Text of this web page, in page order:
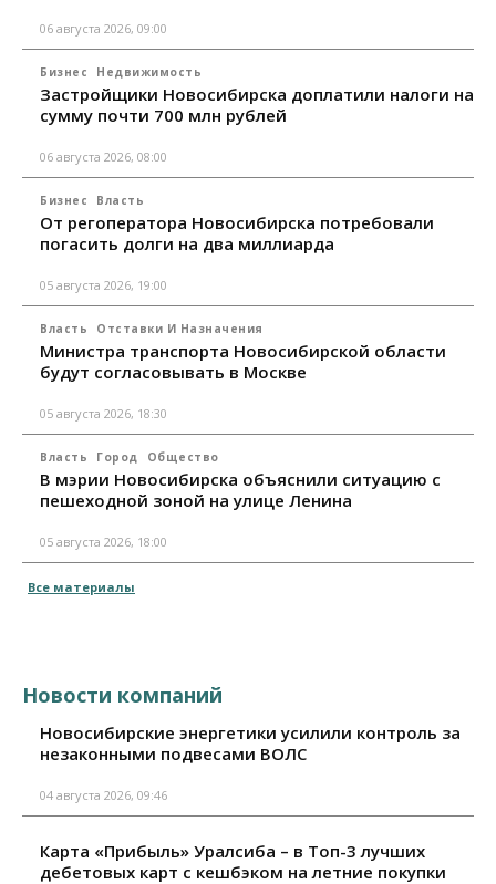
06 августа 2026, 09:00
Бизнес Недвижимость
Застройщики Новосибирска доплатили налоги на
сумму почти 700 млн рублей
06 августа 2026, 08:00
Бизнес Власть
От регоператора Новосибирска потребовали
погасить долги на два миллиарда
05 августа 2026, 19:00
Власть Отставки И Назначения
Министра транспорта Новосибирской области
будут согласовывать в Москве
05 августа 2026, 18:30
Власть Город Общество
В мэрии Новосибирска объяснили ситуацию с
пешеходной зоной на улице Ленина
05 августа 2026, 18:00
Все материалы
Новости компаний
Новосибирские энергетики усилили контроль за
незаконными подвесами ВОЛС
04 августа 2026, 09:46
Карта «Прибыль» Уралсиба – в Топ-3 лучших
дебетовых карт с кешбэком на летние покупки